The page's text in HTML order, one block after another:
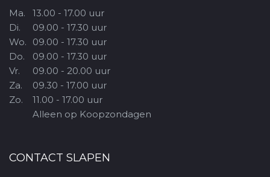
Ma.
Di.
Wo.
Do.
Vr.
Za.
Zo.
13.00 - 17.00 uur
09.00 - 17.30 uur
09.00 - 17.30 uur
09.00 - 17.30 uur
09.00 - 20.00 uur
09.30 - 17.00 uur
11.00 - 17.00 uur
Alleen op Koopzondagen
CONTACT SLAPEN